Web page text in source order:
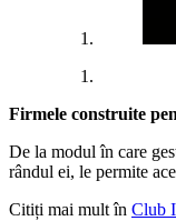
Firmele construite
De la modul în care
rândul ei, le permite
Citiți mai mult în Club